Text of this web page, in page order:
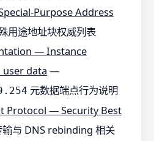
Purpose Address
用途地址块权威列表
— Instance
data —
元数据端点行为说明
Protocol — Security Best
与 DNS rebinding 相关